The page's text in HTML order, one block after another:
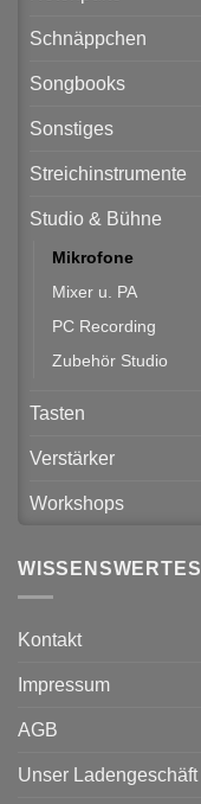
Schnäppchen
Songbooks
Sonstiges
Streichinstrumente
Studio & Bühne
Mikrofone
Mixer u. PA
PC Recording
Zubehör Studio
Tasten
Verstärker
Workshops
WISSENSWERTES
Kontakt
Impressum
AGB
Unser Ladengeschäft